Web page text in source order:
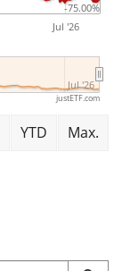
Jul '26
Jul '26
-75.00%
justETF.com
YTD Max.